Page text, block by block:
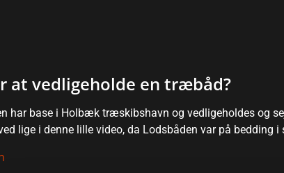
at vedligeholde en træbåd?
har base i Holbæk træskibshavn og vedligeholdes og
lige i denne lille video, da Lodsbåden var på bedding i